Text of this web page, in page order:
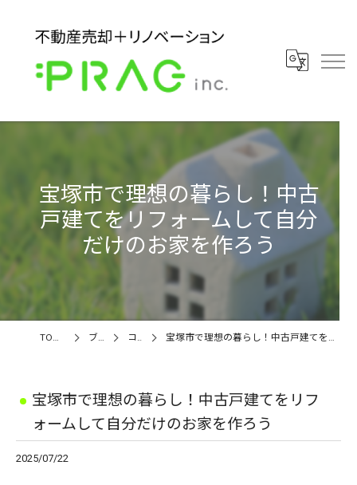
宝塚市で理想の暮らし！中古
戸建てをリフォームして自分
だけのお家を作ろう
TOPページ ブログ コラム 宝塚市で理想の暮らし！中古戸建てをリフォームして自分だけのお家を作ろう
宝塚市で理想の暮らし！中古戸建てをリフ
ォームして自分だけのお家を作ろう
2025/07/22